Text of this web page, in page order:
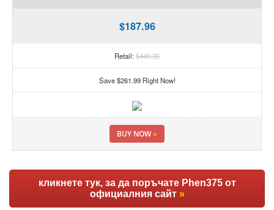
$187.96
Retail:$449.95
Save $261.99 Right Now!
BUY NOW»
кликнете тук, за да поръчате Phen375 от
официалния сайт »